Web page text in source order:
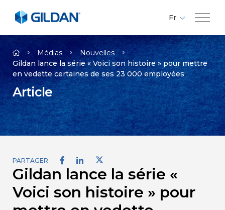
Compagnie
Marques
Investisseurs
Médias
Carrières
Fr
En
Es
Médias
Nouvelles
Gildan lance la série « Voici son histoire » pour mettre
en vedette certaines de ses 23 000 employées
Article
PARTAGER
Gildan lance la série «
Voici son histoire » pour